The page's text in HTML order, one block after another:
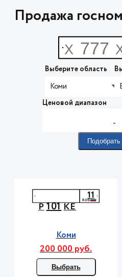
Продажа
Выберите область
Коми
Ценовой диапазон
-
Р101КЕ
11
Коми
200 000 руб.
Выбрать